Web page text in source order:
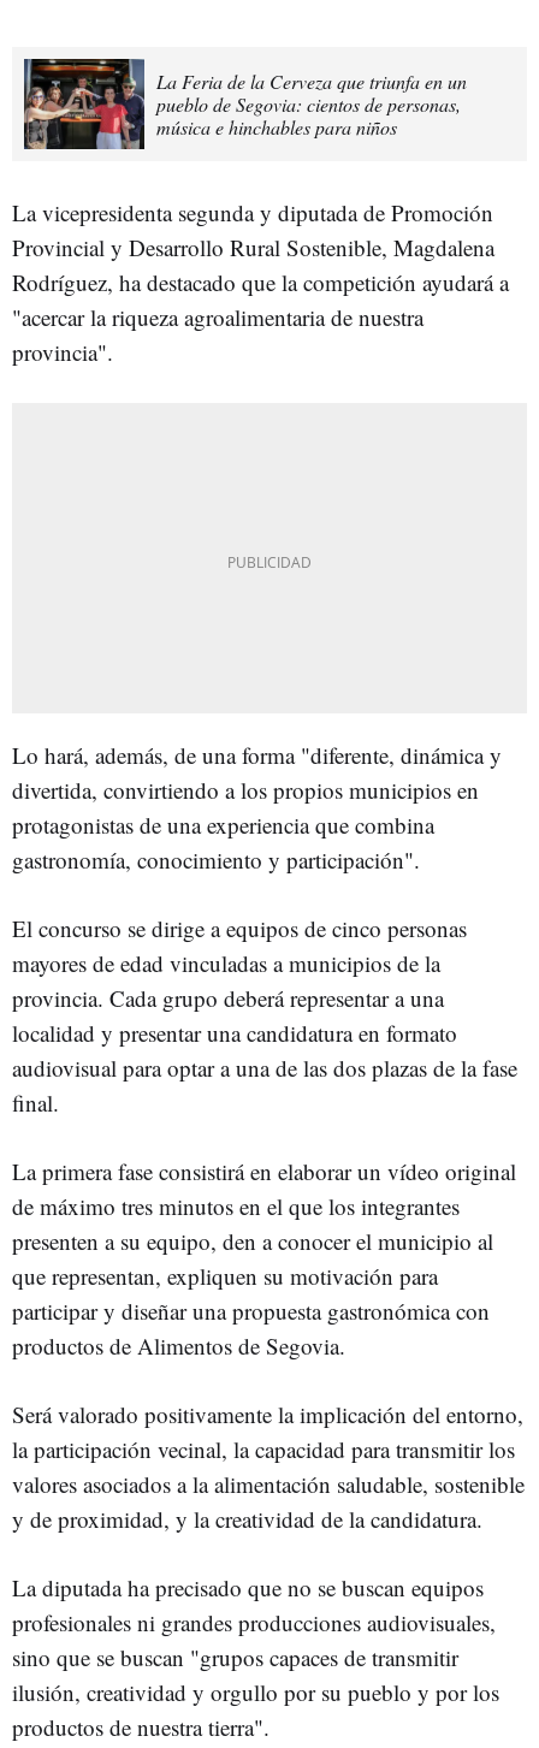
La Feria de la Cerveza que triunfa en un
pueblo de Segovia: cientos de personas,
música e hinchables para niños
La vicepresidenta segunda y diputada de Promoción
Provincial y Desarrollo Rural Sostenible, Magdalena
Rodríguez, ha destacado que la competición ayudará a
"acercar la riqueza agroalimentaria de nuestra
provincia".
Lo hará, además, de una forma "diferente, dinámica y
divertida, convirtiendo a los propios municipios en
protagonistas de una experiencia que combina
gastronomía, conocimiento y participación".
El concurso se dirige a equipos de cinco personas
mayores de edad vinculadas a municipios de la
provincia. Cada grupo deberá representar a una
localidad y presentar una candidatura en formato
audiovisual para optar a una de las dos plazas de la fase
final.
La primera fase consistirá en elaborar un vídeo original
de máximo tres minutos en el que los integrantes
presenten a su equipo, den a conocer el municipio al
que representan, expliquen su motivación para
participar y diseñar una propuesta gastronómica con
productos de Alimentos de Segovia.
Será valorado positivamente la implicación del entorno,
la participación vecinal, la capacidad para transmitir los
valores asociados a la alimentación saludable, sostenible
y de proximidad, y la creatividad de la candidatura.
La diputada ha precisado que no se buscan equipos
profesionales ni grandes producciones audiovisuales,
sino que se buscan "grupos capaces de transmitir
ilusión, creatividad y orgullo por su pueblo y por los
productos de nuestra tierra".